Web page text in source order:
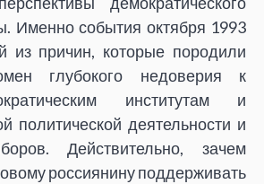
Именно события октября 1993
из причин, которые породили
глубокого недоверия к
институтам и
политической деятельности и
. Действительно, зачем
россиянину поддерживать